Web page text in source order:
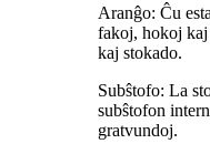
Aranĝo: Ĉu
fakoj, hokoj
kaj stokado.
Subŝtofo: La
subŝtofon
gratvundoj.